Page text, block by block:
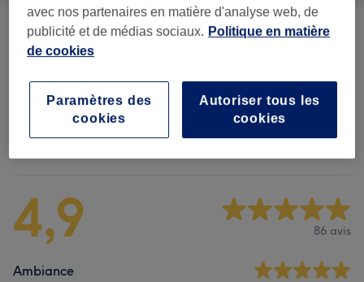
Formule (7) à partir de 70 €
Massage Classique (15) à partir de 95 €
Avis sur l'établissement
4,9 86 avis
Ambiance
avec nos partenaires en matière d'analyse web, de
publicité et de médias sociaux. Politique en matière
de cookies
Autoriser tous les
cookies
Paramètres des
cookies